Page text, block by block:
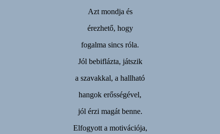
Azt mondja és
érezhető, hogy
fogalma sincs róla.
Jól bebiflázta, játszik
a szavakkal, a hallható
hangok erősségével,
jól érzi magát benne.
Elfogyott a motivációja,